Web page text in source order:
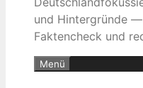
und Hintergründe
Faktencheck und
Menü